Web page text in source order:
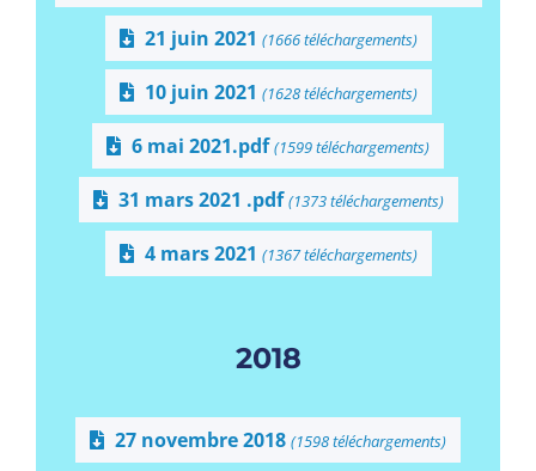
21 juin 2021 (1666 téléchargements)
10 juin 2021 (1628 téléchargements)
6 mai 2021.pdf (1599 téléchargements)
31 mars 2021 .pdf (1373 téléchargements)
4 mars 2021 (1367 téléchargements)
2018
27 novembre 2018 (1598 téléchargements)